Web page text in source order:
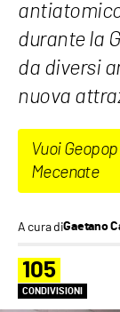
durante la
da diversi
nuova
Vuoi
Mecenate
A cura diGaetano
105
CONDIVISIONI